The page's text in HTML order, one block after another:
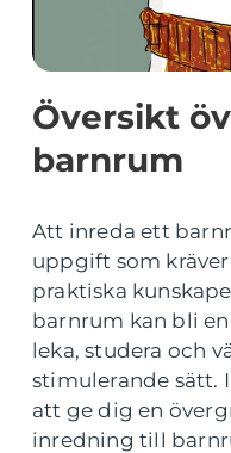
Översikt
barnrum
Att inreda ett
uppgift som
praktiska
barnrum kan bli
leka, studera och
stimulerande sätt.
att ge dig en
inredning till